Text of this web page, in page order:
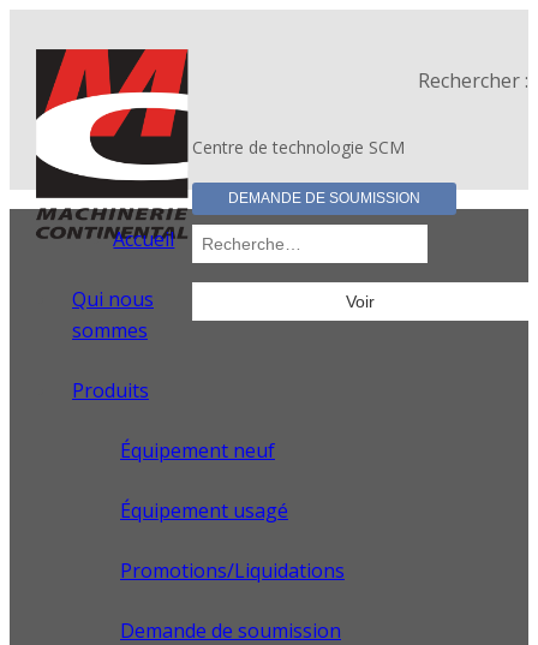
Centre de technologie SCM
DEMANDE DE SOUMISSION
Rechercher :
Accueil
Qui nous
sommes
Produits
Équipement neuf
Équipement usagé
Promotions/Liquidations
Demande de soumission